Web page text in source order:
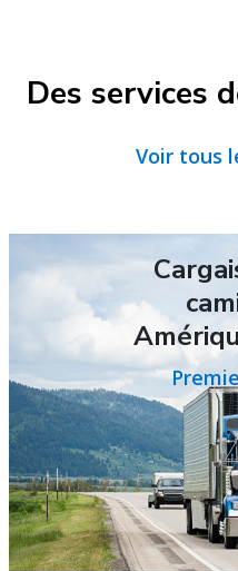
Des services
Voir tous